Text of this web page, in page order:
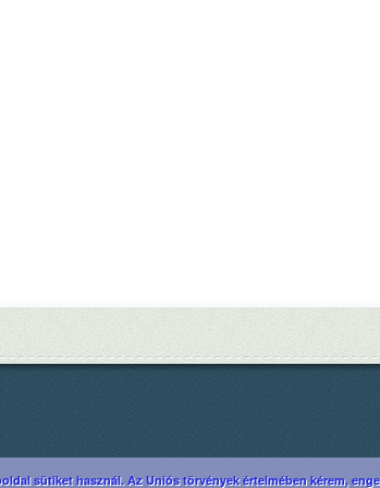
sütiket használ. Az Uniós törvények értelmében kérem,